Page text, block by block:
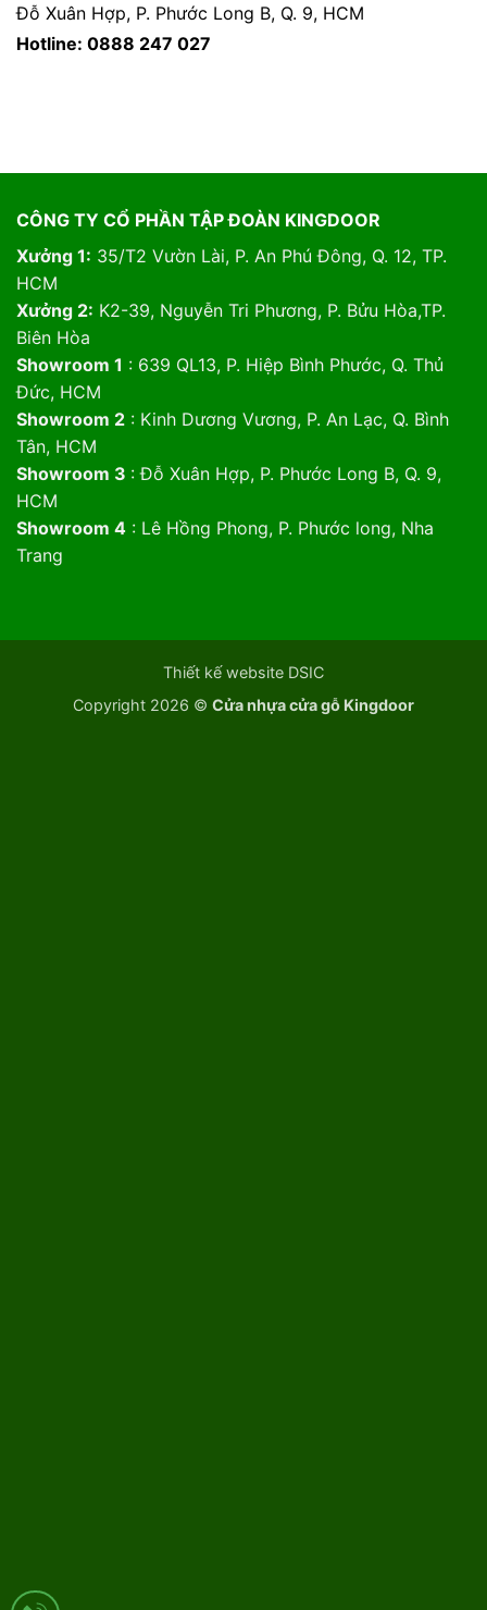
Đỗ Xuân Hợp, P. Phước Long B, Q. 9, HCM
Hotline: 0888 247 027
CÔNG TY CỔ PHẦN TẬP ĐOÀN KINGDOOR
Xưởng 1: 35/T2 Vườn Lài, P. An Phú Đông, Q. 12, TP.
HCM
Xưởng 2: K2-39, Nguyễn Tri Phương, P. Bửu Hòa,TP.
Biên Hòa
Showroom 1 : 639 QL13, P. Hiệp Bình Phước, Q. Thủ
Đức, HCM
Showroom 2: Kinh Dương Vương, P. An Lạc, Q. Bình
Tân, HCM
Showroom 3 : Đỗ Xuân Hợp, P. Phước Long B, Q. 9,
HCM
Showroom 4: Lê Hồng Phong, P. Phước long, Nha
Trang
Thiết kế website DSIC
Copyright 2026 © Cửa nhựa cửa gỗ Kingdoor